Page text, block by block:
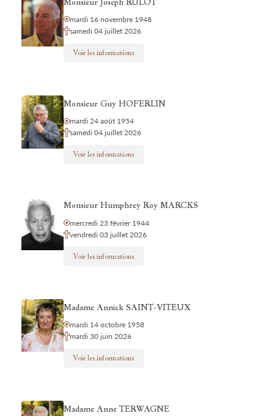
Monsieur Joseph RULOT
mardi 16 novembre 1948
samedi 04 juillet 2026
Voir les informations
Monsieur Guy HOFERLIN
mardi 24 août 1954
samedi 04 juillet 2026
Voir les informations
Monsieur Humphrey Roy MARCKS
mercredi 23 février 1944
vendredi 03 juillet 2026
Voir les informations
Madame Annick SAINT-VITEUX
mardi 14 octobre 1958
mardi 30 juin 2026
Voir les informations
Madame Anne TERWAGNE